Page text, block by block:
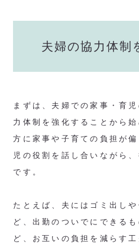
夫婦の協力体制
まずは、夫婦での家事・育
力体制を強化することから
方に家事や子育ての負担が
児の役割を話し合いながら
です。
たとえば、夫にはゴミ出し
ど、出勤のついでにできる
ど、お互いの負担を減らす工